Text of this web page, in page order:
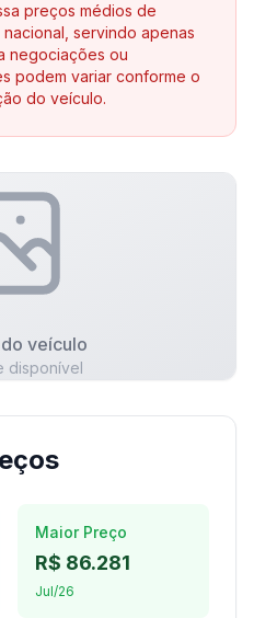
preços médios de
servindo apenas
negociações ou
podem variar conforme o
do veículo.
veículo
disponível
Maior Preço
R$ 86.281
Jul/26